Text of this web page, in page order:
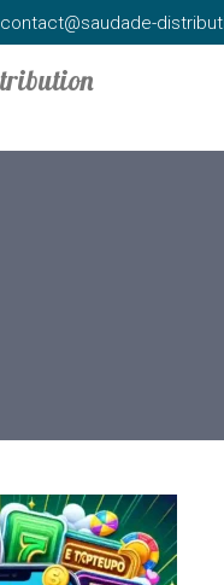
contact@saudade-